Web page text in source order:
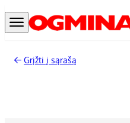
Grįžti į sąrašą